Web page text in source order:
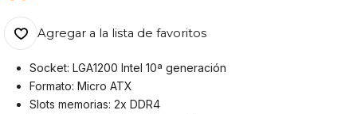
Agregar a la lista de favoritos
Socket: LGA1200 Intel 10ª generación
Formato: Micro ATX
Slots memorias: 2x DDR4